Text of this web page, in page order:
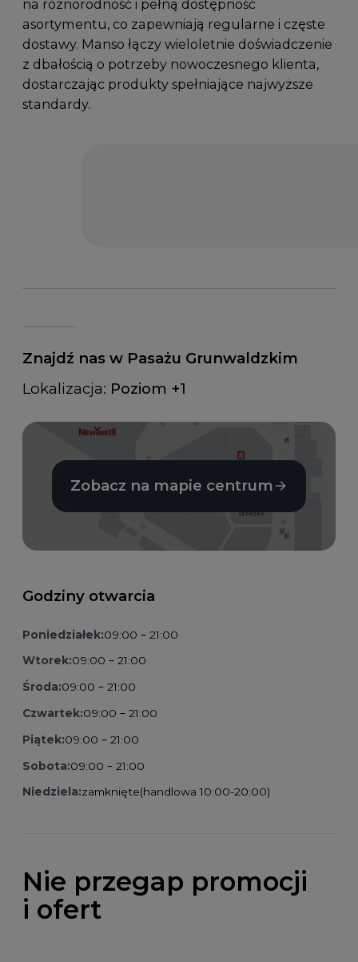
na różnorodność i pełną dostępność
asortymentu, co zapewniają regularne i częste
dostawy. Manso łączy wieloletnie doświadczenie
z dbałością o potrzeby nowoczesnego klienta,
dostarczając produkty spełniające najwyższe
standardy.
Znajdź nas w Pasażu Grunwaldzkim
Lokalizacja: Poziom +1
Zobacz na mapie centrum
Godziny otwarcia
Poniedziałek:09:00 – 21:00
Wtorek:09:00 – 21:00
Środa:09:00 – 21:00
Czwartek:09:00 – 21:00
Piątek:09:00 – 21:00
Sobota:09:00 – 21:00
Niedziela:zamknięte(handlowa 10:00-20:00)
Nie przegap promocji
i ofert